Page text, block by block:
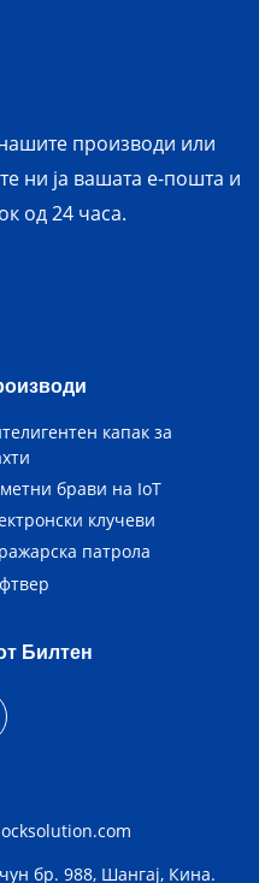
производи или
ни ја вашата е-пошта и
од 24 часа.
капак за
брави на IoT
клучеви
патрола
Билтен
бр. 988, Шангај, Кина.